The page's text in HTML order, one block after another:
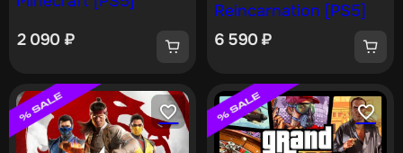
2 090 ₽
Reincarnation [PS5]
6 590₽